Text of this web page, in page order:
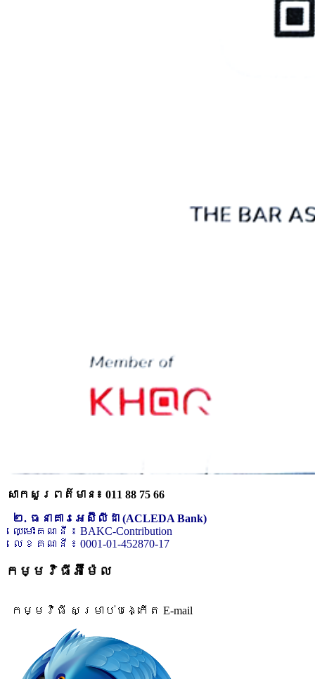
សាកសួរពត៌មាន៖ 011 88 75 66
២. ធនាគារអេស៊ីលីដា (ACLEDA Bank)
ឈ្មោះគណនី ៖ BAKC-Contribution
លេខគណនី ៖ 0001-01-452870-17
កម្មវិធីអ៊ីម៉ែល
កម្មវិធី សម្រាប់បង្កើត E-mail